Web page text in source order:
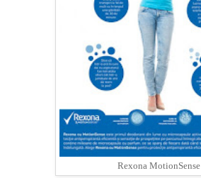
Rexona MotionSense